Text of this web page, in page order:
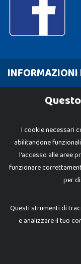
INFORMAZIONI
Cookie Policy
Dadi e Mattoncini è un
I prezzi e le promozioni
I cookie necessari
abilitandone
l'accesso alle aree
funzionare
per
Questi strumenti di
e analizzare il tuo